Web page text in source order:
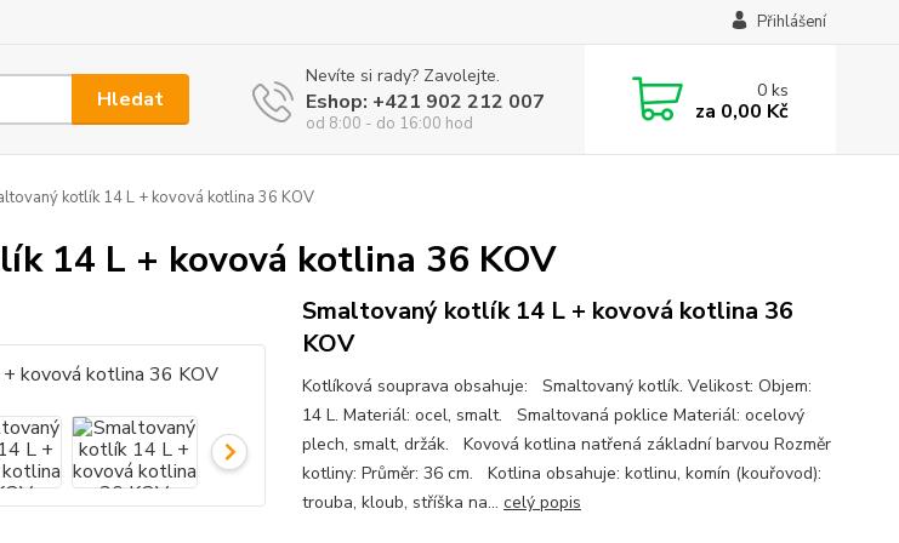
Přihlášení
Hledat
Nevíte si rady? Zavolejte.
Eshop: +421 902 212 007
od 8:00 - do 16:00 hod
0ks
za 0,00 Kč
kotlík 14 L + kovová kotlina 36 KOV
14 L + kovová kotlina 36 KOV
Smaltovaný kotlík 14 L + kovová kotlina 36
KOV
Kotlíková souprava obsahuje: Smaltovaný kotlík. Velikost: Objem:
14 L. Materiál: ocel, smalt. Smaltovaná poklice Materiál: ocelový
plech, smalt, držák. Kovová kotlina natřená základní barvou Rozměr
kotliny: Průměr: 36 cm. Kotlina obsahuje: kotlinu, komín (kouřovod):
trouba, kloub, stříška na... celý popis